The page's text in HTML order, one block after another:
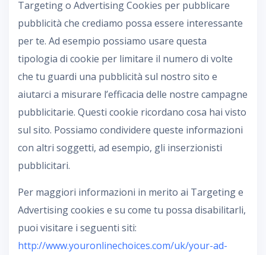
Targeting o Advertising Cookies per pubblicare
pubblicità che crediamo possa essere interessante
per te. Ad esempio possiamo usare questa
tipologia di cookie per limitare il numero di volte
che tu guardi una pubblicità sul nostro sito e
aiutarci a misurare l’efficacia delle nostre campagne
pubblicitarie. Questi cookie ricordano cosa hai visto
sul sito. Possiamo condividere queste informazioni
con altri soggetti, ad esempio, gli inserzionisti
pubblicitari.
Per maggiori informazioni in merito ai Targeting e
Advertising cookies e su come tu possa disabilitarli,
puoi visitare i seguenti siti:
http://www.youronlinechoices.com/uk/your-ad-